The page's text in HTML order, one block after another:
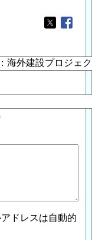
Opens in
ドレスは自動的